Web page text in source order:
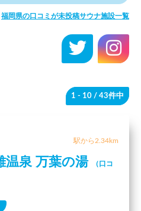
福岡県の口コミが未投稿サウナ施設一覧
1 - 10 / 43件中
駅から2.34km
温泉 万葉の湯
（口コ